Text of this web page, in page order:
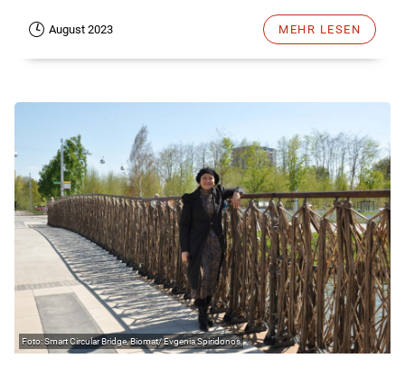
August 2023 MEHR LESEN
Smart Circular Bridge, Biomat/ Evgenia Spiridonos